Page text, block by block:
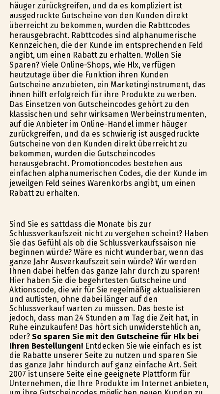
häufiger zurückgreifen, und da es kompliziert ist
ausgedruckte Gutscheine von den Kunden direkt
überreicht zu bekommen, wurden die Rabttcodes
herausgebracht. Rabttcodes sind alphanumerische
Kennzeichen, die der Kunde im entsprechenden Feld
angibt, um einen Rabatt zu erhalten. Wollen Sie
Sparen? Viele Online-Shops, wie Hlx, verfügen
heutzutage über die Funktion ihren Kunden
Gutscheine anzubieten, ein Marketinginstrument, das
ihnen hilft erfolgreich für ihre Produkte zu werben.
Das Einsetzen von Gutscheincodes gehört zu den
klassischen und sehr wirksamen Werbeinstrumenten,
auf die Anbieter im Online-Handel immer häufiger
zurückgreifen, und da es schwierig ist ausgedruckte
Gutscheine von den Kunden direkt überreicht zu
bekommen, wurden die Gutscheincodes
herausgebracht. Promotioncodes bestehen aus
einfachen alphanumerischen Codes, die der Kunde im
jeweilgen Feld seines Warenkorbs angibt, um einen
Rabatt zu erhalten.
Sind Sie es sattdass die Monate bis zur
Schlussverkaufszeit nicht zu vergehen scheint? Haben
Sie das Gefühl als ob die Schlussverkaufssaison nie
beginnen würde? Wäre es nicht wunderbar, wenn das
ganze Jahr Ausverkaufszeit sein würde? Wir werden
Ihnen dabei helfen das ganze Jahr durch zu sparen!
Hier haben Sie die begehrtesten Gutscheine und
Aktionscode, die wir für Sie regelmäßig aktualisieren
und auflisten, ohne dabei länger auf den
Schlussverkauf warten zu müssen. Das beste ist
jedoch, dass man 24 Stunden am Tag die Zeit hat, in
Ruhe einzukaufen! Das hört sich unwiderstehlich an,
oder? So sparen Sie mit den Gutscheine für Hlx bei
Ihren Bestellungen!Entdecken Sie wie einfach es ist
die Rabatte unserer Seite zu nutzen und sparen Sie
das ganze Jahr hindurch auf ganz einfache Art. Seit
2007 ist unsere Seite eine geeignete Plattform für
Unternehmen, die Ihre Produkte im Internet anbieten,